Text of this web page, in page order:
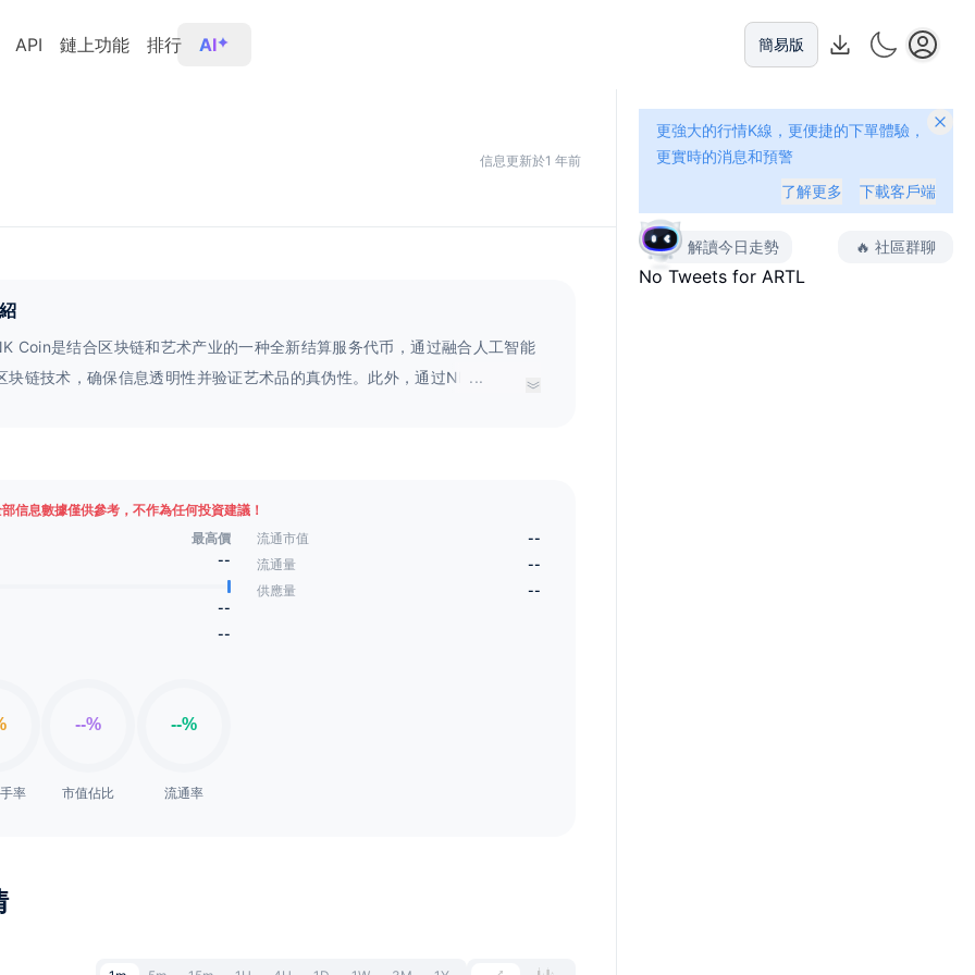
API 鏈上功能 排行 AI 簡易版
信息更新於1 年前
Coin是结合区块链和艺术产业的一种全新结算服务代币，通过融合人工智能
块链技术，确保信息透明性并验证艺术品的真伪性。此外，通过NFT系统生成
...
信息數據僅供參考，不作為任何投資建議！
最高價
--
--
--
率 市值佔比 流通率
流通市值
--
流通量
--
供應量
--
更強大的行情K線，更便捷的下單體驗，
更實時的消息和預警
了解更多
下載客戶端
解讀今日走勢 🔥 社區群聊
No Tweets for ARTL